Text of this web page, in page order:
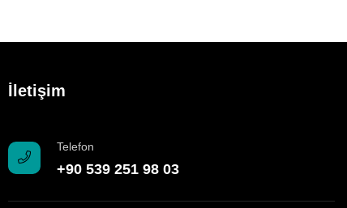
İletişim
Telefon
+90 539 251 98 03